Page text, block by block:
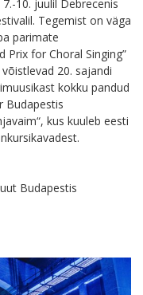
10. juulil Debrecenis
Tegemist on väga
parimate
Prix for Choral Singing”
20. sajandi
kokku pandud
Budapestis
kus kuuleb eesti
Budapestis